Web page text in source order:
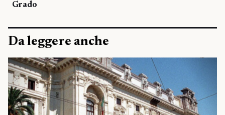
Grado
Da leggere anche